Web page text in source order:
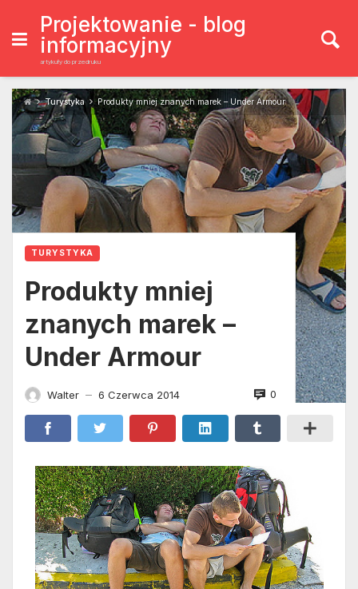
content
Projektowanie - blog
informacyjny
artykuły do przedruku
Turystyka Produkty mniej znanych marek – Under Armour
TURYSTYKA
Produkty mniej
znanych marek –
Under Armour
Walter — 6 Czerwca 2014 0